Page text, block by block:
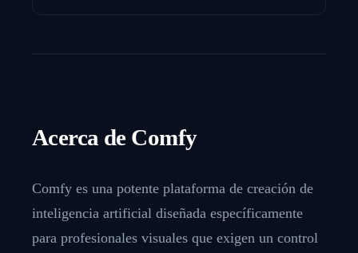
Acerca de Comfy
Comfy es una potente plataforma de creación de
inteligencia artificial diseñada específicamente
para profesionales visuales que exigen un control